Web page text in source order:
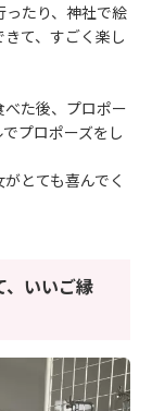
ったり、神社で絵
て、すごく楽し
た後、プロポー
プロポーズをし
とても喜んでく
、いいご縁